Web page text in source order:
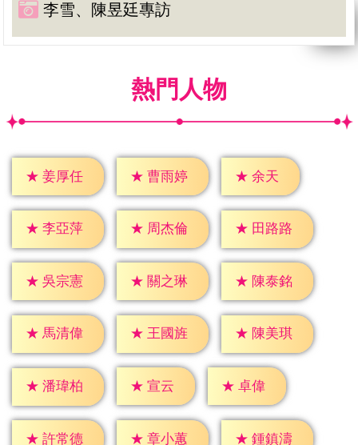
李雪、陳昱廷專訪
熱門人物
★ 姜厚任 ★ 曹雨婷 ★ 余天
★ 李亞萍 ★ 周杰倫 ★ 田路路
★ 吳宗憲 ★ 關之琳 ★ 陳泰銘
★ 馬清偉 ★ 王國旌 ★ 陳美琪
★ 潘瑋柏 ★ 宣云 ★ 卓偉
★ 許常德 ★ 章小蕙 ★ 鍾鎮濤